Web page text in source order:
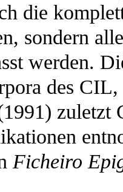
die
sondern
werden.
des
zuletzt
Ficheiro